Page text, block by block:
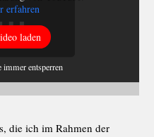
erfahren
laden
immer entsperren
die ich im Rahmen der